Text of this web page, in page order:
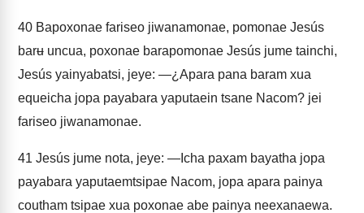
40 Bapoxonae fariseo jiwanamonae, pomonae Jesús
barʉ uncua, poxonae barapomonae Jesús jume tainchi,
Jesús yainyabatsi, jeye: —¿Apara pana baram xua
equeicha jopa payabara yaputaein tsane Nacom? jei
fariseo jiwanamonae.
41 Jesús jume nota, jeye: —Icha paxam bayatha jopa
payabara yaputaemtsipae Nacom, jopa apara painya
coutham tsipae xua poxonae abe painya neexanaewa.